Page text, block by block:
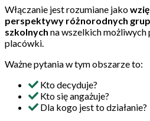
Włączanie jest rozumiane jako
perspektywy różnorodnych
szkolnych na wszelkich
placówki.
Ważne pytania w tym obszarze to:
Kto decyduje?
Kto się angażuje?
Dla kogo jest to działanie?